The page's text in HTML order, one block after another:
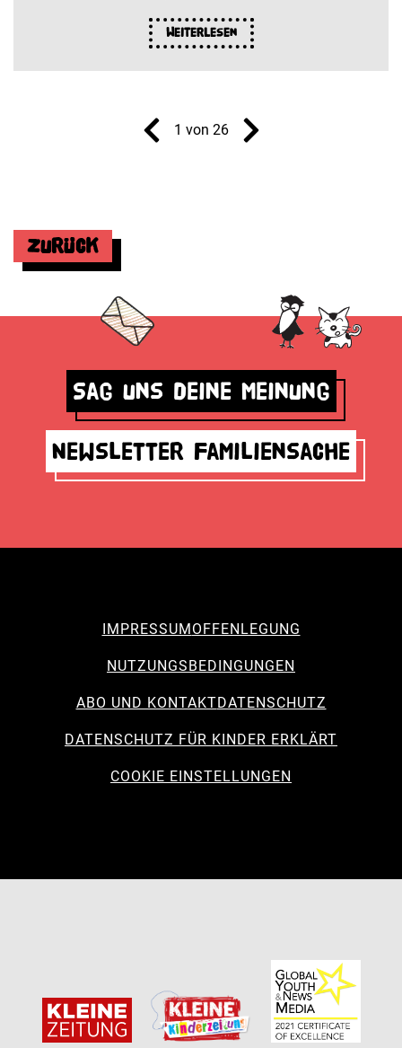
Weiterlesen
1 von 26
Zurück
Sag uns deine Meinung
Newsletter Familiensache
IMPRESSUMOFFENLEGUNG
NUTZUNGSBEDINGUNGEN
ABO UND KONTAKTDATENSCHUTZ
DATENSCHUTZ FÜR KINDER ERKLÄRT
COOKIE EINSTELLUNGEN